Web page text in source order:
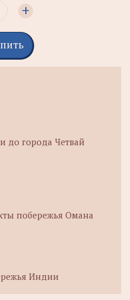
+
до города Четвай
побережья Омана
Индии